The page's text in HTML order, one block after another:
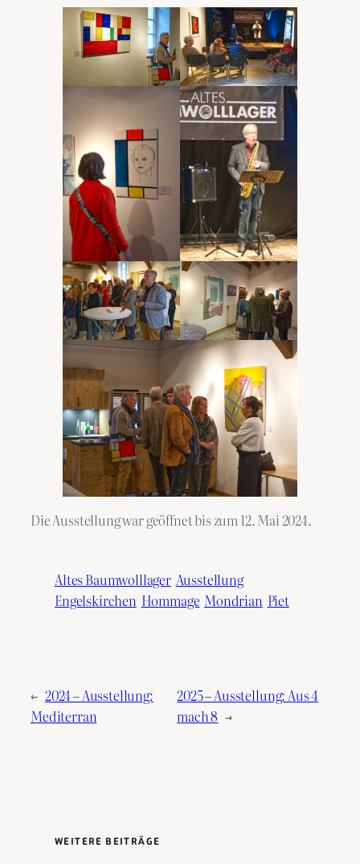
Die Ausstellung war geöffnet bis zum 12. Mai 2024.
Altes Baumwolllager Ausstellung
Engelskirchen Hommage Mondrian Piet
← 2024 – Ausstellung:
Mediterran
2025 – Ausstellung: Aus 4
mach 8 →
WEITERE BEITRÄGE